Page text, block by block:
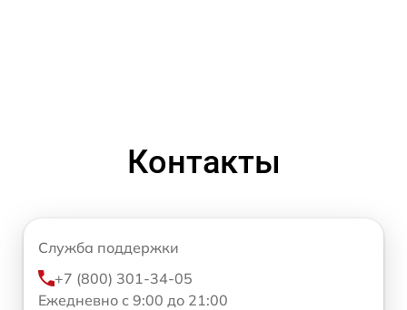
Контакты
Служба поддержки
+7 (800) 301-34-05
Ежедневно с 9:00 до 21:00